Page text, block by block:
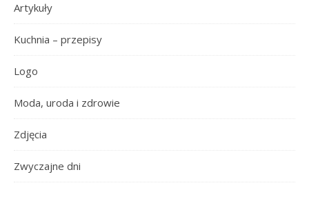
Artykuły
Kuchnia – przepisy
Logo
Moda, uroda i zdrowie
Zdjęcia
Zwyczajne dni